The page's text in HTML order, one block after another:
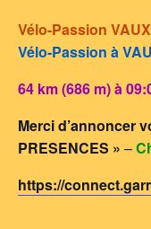
Vélo-Passion
Vélo-Passion à
64 km (686 m) à
Merci d’annoncer
PRESENCES » –
https://